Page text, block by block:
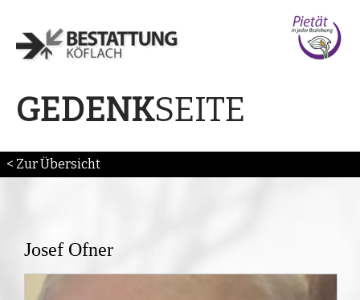
GEDENKSEITE
< Zur Übersicht
Josef Ofner